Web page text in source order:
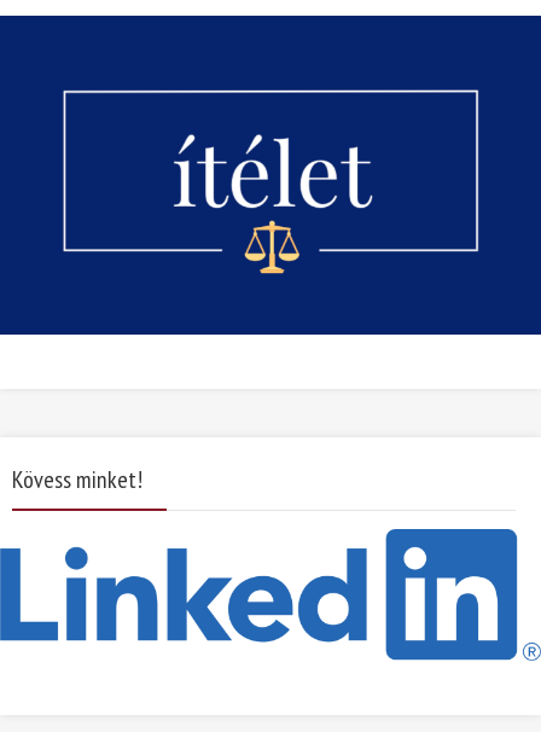
Kövess minket!